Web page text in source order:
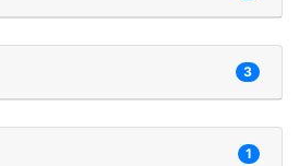
3
1